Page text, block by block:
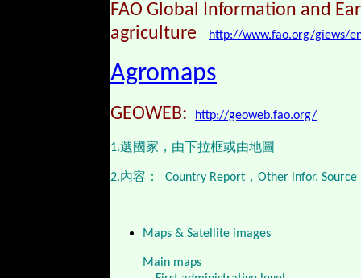
FAO Global Information and
agriculture
http://www.fao.org/giews/
Agromaps
GEOWEB: http://geoweb.fao.org/
1.選國家，由下拉框或由地圖
2.內容： Country Report，Other infor.
Maps & Satellite images
Main maps